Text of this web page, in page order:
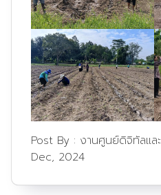
Post By : งานศูนย์ดิจิทัลแล
Dec, 2024